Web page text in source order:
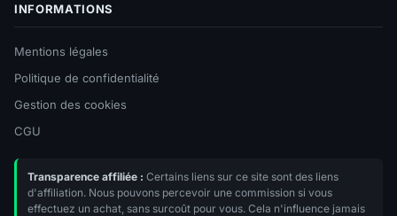
INFORMATIONS
Mentions légales
Politique de confidentialité
Gestion des cookies
CGU
Transparence affiliée : Certains liens sur ce site sont des liens
d'affiliation. Nous pouvons percevoir une commission si vous
effectuez un achat, sans surcoût pour vous. Cela n'influence jamais